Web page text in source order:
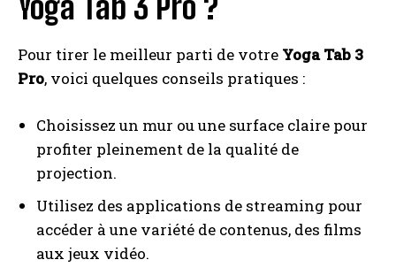
Yoga Tab 3 Pro ?
Pour tirer le meilleur parti de votre Yoga Tab 3
Pro, voici quelques conseils pratiques :
Choisissez un mur ou une surface claire pour
profiter pleinement de la qualité de
projection.
Utilisez des applications de streaming pour
accéder à une variété de contenus, des films
aux jeux vidéo.